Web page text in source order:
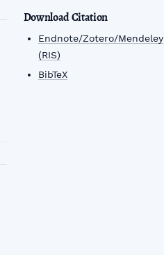
Download Citation
Endnote/Zotero/Mendeley
(RIS)
BibTeX